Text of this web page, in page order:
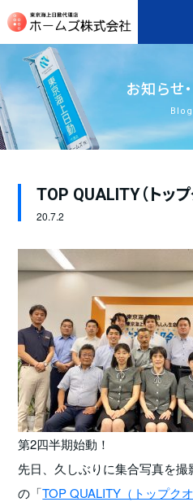
お知らせ・
Blog
TOP QUALITY（トップ
20.7.2
第2四半期始動！
先日、久しぶりに集合写真を
の「TOP QUALITY（トップク